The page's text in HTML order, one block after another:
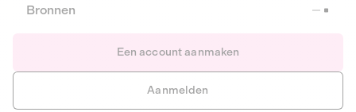
Bronnen
Een account aanmaken
Aanmelden